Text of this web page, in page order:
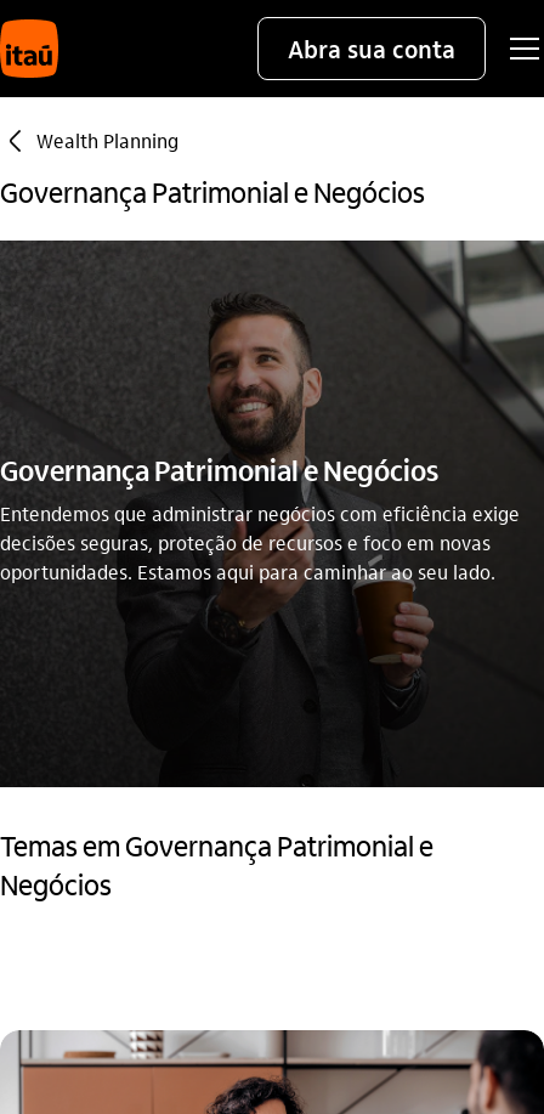
Abra sua conta
seta_esquerda Wealth Planning
Governança Patrimonial e Negócios
Governança Patrimonial e Negócios
Entendemos que administrar negócios com eficiência exige
decisões seguras, proteção de recursos e foco em novas
oportunidades. Estamos aqui para caminhar ao seu lado.
Temas em Governança Patrimonial e
Negócios